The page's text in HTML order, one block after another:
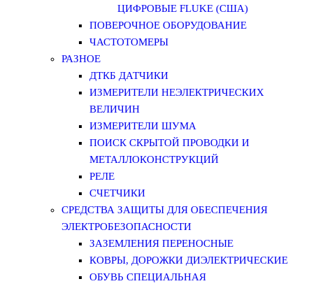
ЦИФРОВЫЕ FLUKE (США)
ПОВЕРОЧНОЕ ОБОРУДОВАНИЕ
ЧАСТОТОМЕРЫ
РАЗНОЕ
ДТКБ ДАТЧИКИ
ИЗМЕРИТЕЛИ НЕЭЛЕКТРИЧЕСКИХ
ВЕЛИЧИН
ИЗМЕРИТЕЛИ ШУМА
ПОИСК СКРЫТОЙ ПРОВОДКИ И
МЕТАЛЛОКОНСТРУКЦИЙ
РЕЛЕ
СЧЕТЧИКИ
СРЕДСТВА ЗАЩИТЫ ДЛЯ ОБЕСПЕЧЕНИЯ
ЭЛЕКТРОБЕЗОПАСНОСТИ
ЗАЗЕМЛЕНИЯ ПЕРЕНОСНЫЕ
КОВРЫ, ДОРОЖКИ ДИЭЛЕКТРИЧЕСКИЕ
ОБУВЬ СПЕЦИАЛЬНАЯ